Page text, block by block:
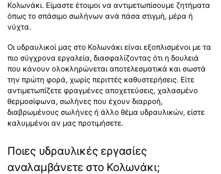
Κολωνάκι. Είμαστε έτοιμοι να αντιμετωπίσουμε ζητήματα
όπως το σπάσιμο σωλήνων ανά πάσα στιγμή, μέρα ή
νύχτα.
Οι υδραυλικοί μας στο Κολωνάκι είναι εξοπλισμένοι με τα
πιο σύγχρονα εργαλεία, διασφαλίζοντας ότι η δουλειά
που κάνουν ολοκληρώνεται αποτελεσματικά και σωστά
την πρώτη φορά, χωρίς περιττές καθυστερήσεις. Είτε
αντιμετωπίζετε φραγμένες αποχετεύσεις, χαλασμένο
θερμοσίφωνα, σωλήνες που έχουν διαρροή,
διαβρωμένους σωλήνες ή άλλο θέμα υδραυλικών, είστε
καλυμμένοι αν μας προτιμήσετε.
Ποιες υδραυλικές εργασίες
αναλαμβάνετε στο Κολωνάκι;